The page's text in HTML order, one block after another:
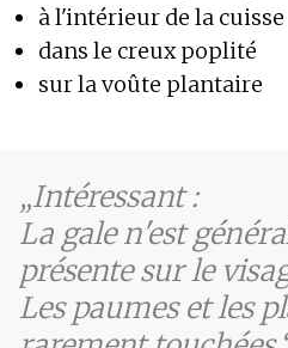
à l'intérieur de la cuisse
dans le creux poplité
sur la voûte plantaire
Intéressant :
La gale n'est
présente sur le
Les paumes et les